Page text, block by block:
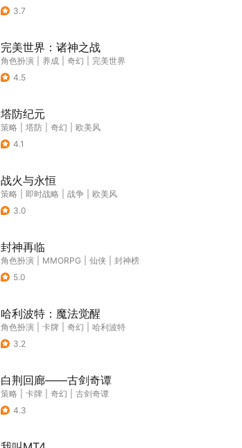
3.7
完美世界：诸神之战
角色扮演 养成 奇幻
完美世界
4.5
塔防纪元
策略 塔防 奇幻
欧美风
4.1
战火与永恒
策略 即时战略 战争
欧美风
3.0
封神再临
角色扮演 MMORPG 仙侠
封神榜
5.0
哈利波特：魔法觉醒
角色扮演 卡牌 奇幻
哈利波特
3.2
白荆回廊——古剑奇谭
策略 卡牌 奇幻
古剑奇谭
4.3